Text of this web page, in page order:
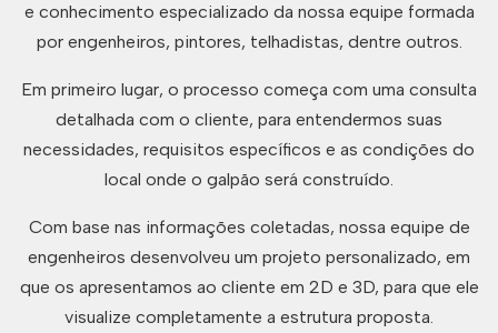
e conhecimento especializado da nossa equipe formada
por engenheiros, pintores, telhadistas, dentre outros.
Em primeiro lugar, o processo começa com uma consulta
detalhada com o cliente, para entendermos suas
necessidades, requisitos específicos e as condições do
local onde o galpão será construído.
Com base nas informações coletadas, nossa equipe de
engenheiros desenvolveu um projeto personalizado, em
que os apresentamos ao cliente em 2D e 3D, para que ele
visualize completamente a estrutura proposta.